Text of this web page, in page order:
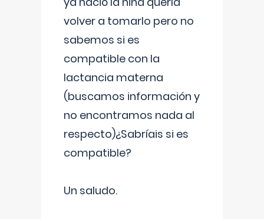
volver a tomarlo pero no
sabemos si es
compatible con la
lactancia materna
(buscamos información y
no encontramos nada al
respecto)¿Sabríais si es
compatible?
Un saludo.